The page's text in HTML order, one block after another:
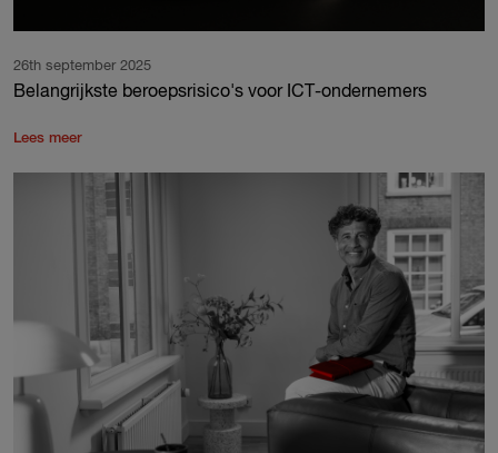
26th september 2025
Belangrijkste beroepsrisico's voor ICT-ondernemers
Lees meer